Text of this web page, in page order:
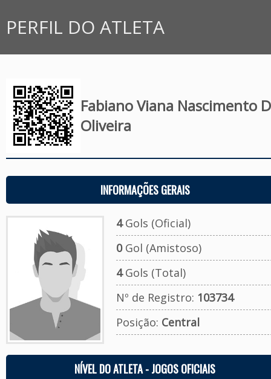
PERFIL DO ATLETA
Fabiano Viana Nascimento
Oliveira
INFORMAÇÕES GERAIS
4Gols (Oficial)
0Gol (Amistoso)
4Gols (Total)
Nº de Registro: 103734
Posição: Central
NÍVEL DO ATLETA - JOGOS OFICIAIS